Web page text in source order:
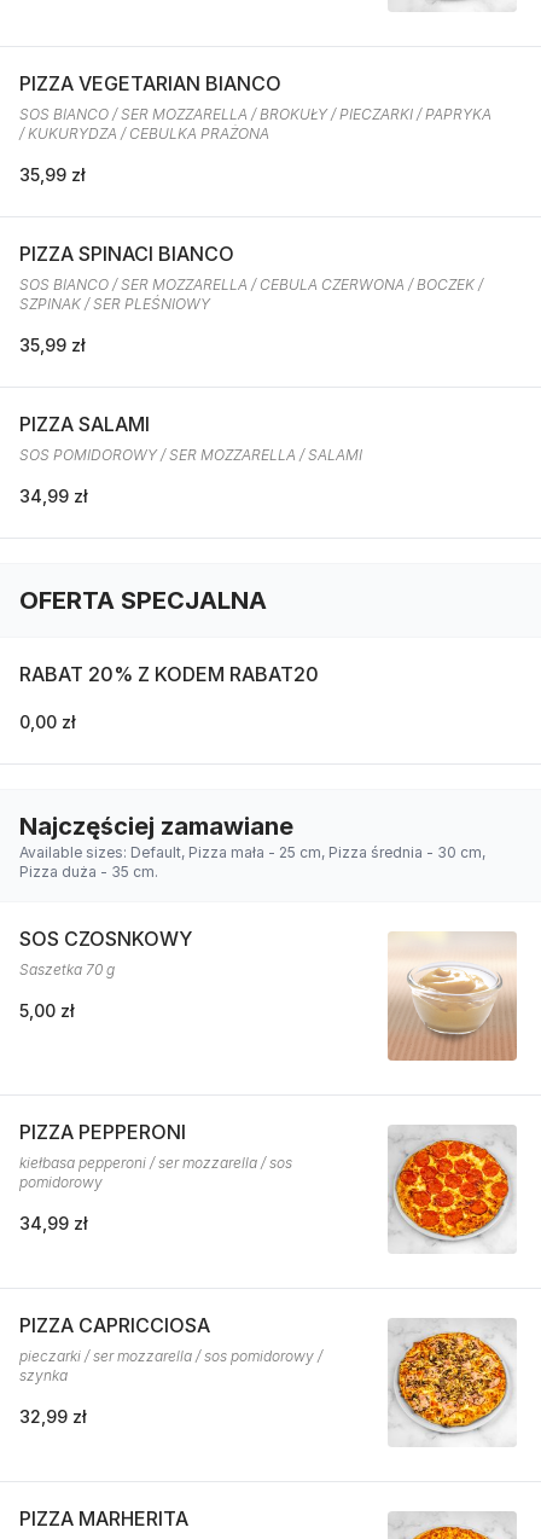
PIZZA VEGETARIAN BIANCO
SOS BIANCO / SER MOZZARELLA / BROKUŁY / PIECZARKI / PAPRYKA
/ KUKURYDZA / CEBULKA PRAŻONA
35,99 zł
PIZZA SPINACI BIANCO
SOS BIANCO / SER MOZZARELLA / CEBULA CZERWONA / BOCZEK /
SZPINAK / SER PLEŚNIOWY
35,99 zł
PIZZA SALAMI
SOS POMIDOROWY / SER MOZZARELLA / SALAMI
34,99 zł
OFERTA SPECJALNA
RABAT 20% Z KODEM RABAT20
0,00 zł
Najczęściej zamawiane
Available sizes: Default, Pizza mała - 25 cm, Pizza średnia - 30 cm,
Pizza duża - 35 cm.
SOS CZOSNKOWY
Saszetka 70 g
5,00 zł
PIZZA PEPPERONI
kiełbasa pepperoni / ser mozzarella / sos
pomidorowy
34,99 zł
PIZZA CAPRICCIOSA
pieczarki / ser mozzarella / sos pomidorowy /
szynka
32,99 zł
PIZZA MARHERITA